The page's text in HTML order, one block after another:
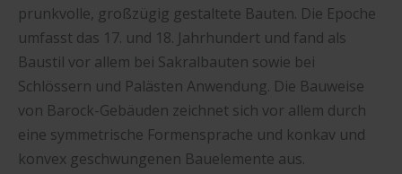
prunkvolle, großzügig gestaltete Bauten. Die Epoche
umfasst das 17. und 18. Jahrhundert und fand als
Baustil vor allem bei Sakralbauten sowie bei
Schlössern und Palästen Anwendung. Die Bauweise
von Barock-Gebäuden zeichnet sich vor allem durch
eine symmetrische Formensprache und konkav und
konvex geschwungenen Bauelemente aus.